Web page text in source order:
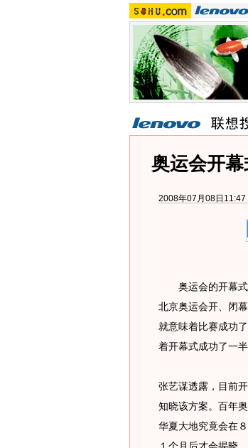
奥运会开
2008年07月08日11:47
奥运会的开幕式
北京奥运会开、闭
就意味着比赛成功
着开幕式成功了一半
张艺谋透露，目前
知晓该方案。百年
华夏大地究竟会在